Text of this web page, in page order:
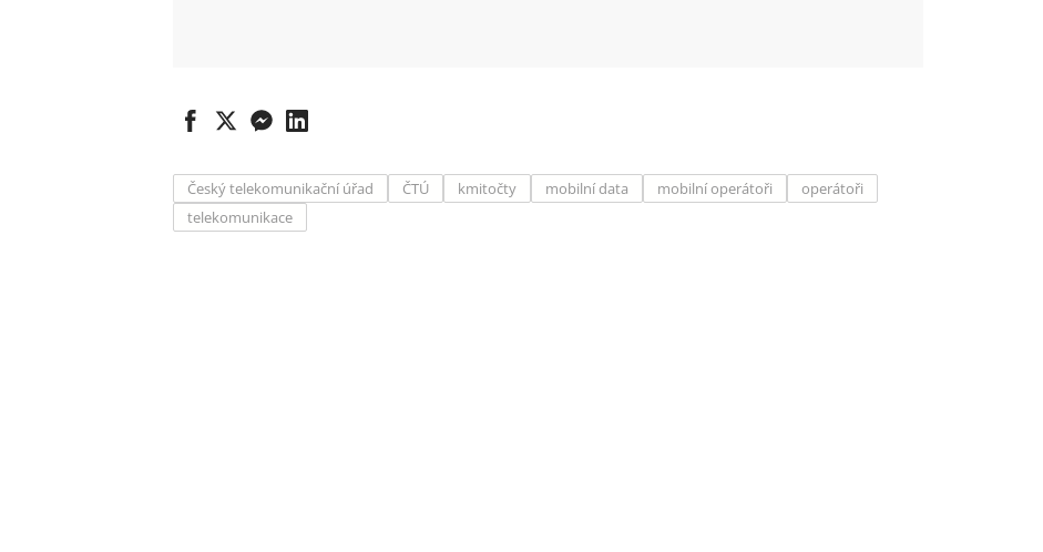
Český telekomunikační úřad ČTÚ kmitočty mobilní data mobilní operátoři
operátoři
telekomunikace